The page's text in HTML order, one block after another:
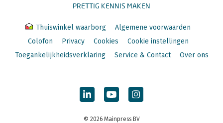
PRETTIG KENNIS MAKEN
Thuiswinkel waarborg
Algemene voorwaarden
Colofon
Privacy Cookies
Cookie instellingen
Toegankelijkheidsverklaring
Service & Contact Over ons
© 2026 Mainpress BV